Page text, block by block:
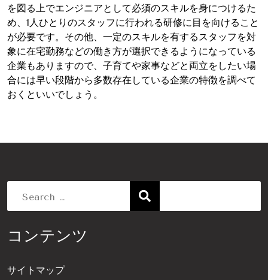
を図る上でエンジニアとして必須のスキルを身につけるた
め、1人ひとりのスタッフに行われる研修に目を向けること
が必要です。その他、一定のスキルを有するスタッフを対
象に在宅勤務などの働き方が選択できるようになっている
企業もありますので、子育てや家事などと両立をしたい場
合には早い段階から多数存在している企業の特徴を調べて
おくといいでしょう。
Search
for:
コンテンツ
サイトマップ